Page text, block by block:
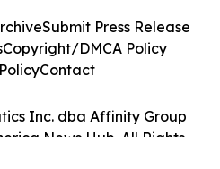
Inc. dba Affinity Group
News Hub. All Rights
Submit Press Release
Copyright/DMCA Policy
Contact